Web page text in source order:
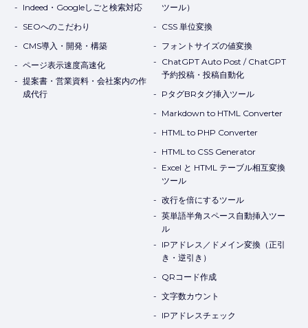
Indeed・Googleしごと検索対応
SEOへのこだわり
CMS導入・開発・構築
ページ表示速度高速化
提案書・営業資料・会社案内の作
成代行
ツール）
CSS 単位変換
フォントサイズの値変換
ChatGPT Auto Post / ChatGPT
予約投稿・投稿自動化
PタグBRタグ挿入ツール
Markdown to HTML Converter
HTML to PHP Converter
HTML to CSS Generator
Excel と HTML テーブル相互変換
ツール
改行を倍にするツール
英単語半角スペース自動挿入ツー
ル
IPアドレス／ドメイン変換（正引
き・逆引き）
QRコード作成
文字数カウント
IPアドレスチェック